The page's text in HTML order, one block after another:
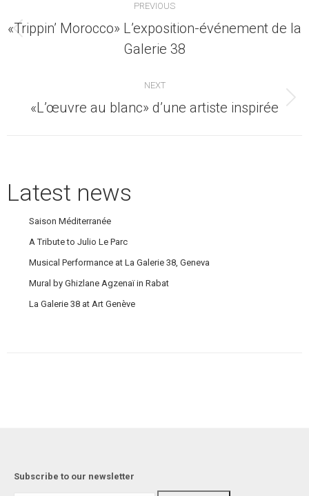
navigation
PREVIOUS
Previous
post:
«Trippin’ Morocco» L’exposition-événement de la
Galerie 38
NEXT
Next
«L’œuvre au blanc» d’une artiste inspirée
Latest news
Saison Méditerranée
A Tribute to Julio Le Parc
Musical Performance at La Galerie 38, Geneva
Mural by Ghizlane Agzenaï in Rabat
La Galerie 38 at Art Genève
Subscribe to our newsletter